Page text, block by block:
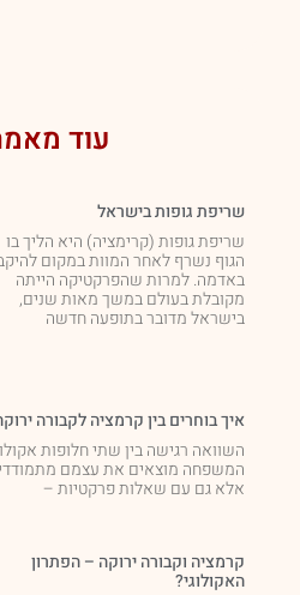
עוד
שריפת גופות בישראל
שריפת גופות (קרימציה) היא הליך בו
הגוף נשרף לאחר המוות במקום
באדמה. למרות שהפרקטיקה הייתה
מקובלת בעולם במשך מאות שנים,
בישראל מדובר בתופעה חדשה
איך בוחרים בין קרמציה לקבורה
השוואה רגישה בין שתי חלופות
המשפחה מוצאים את עצמם
אלא גם עם שאלות פרקטיות –
קרמציה וקבורה ירוקה – הפתרון
האקולוגי?